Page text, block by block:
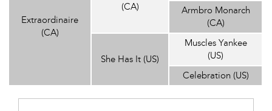
Extraordinaire
(CA)
(CA)
Armbro Monarch
(CA)
She Has It (US)
Muscles Yankee
(US)
Celebration (US)